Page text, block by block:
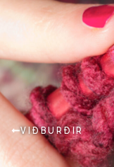
VIÐBURÐIR